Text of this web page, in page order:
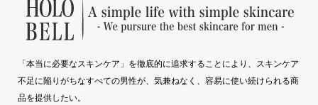
「本当に必要なスキンケア」を徹底的に追求することにより、スキンケア
不足に陥りがちなすべての男性が、気兼ねなく、容易に使い続けられる商
品を提供したい。